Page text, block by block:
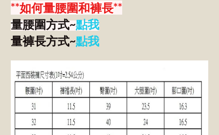
**如何量腰圍和褲長**
量腰圍方式~點我
量褲長方式~點我